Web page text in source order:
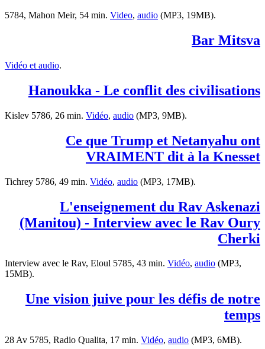
5784, Mahon Meir, 54 min. Video, audio (MP3, 19MB).
Bar Mitsva
Vidéo et audio.
Hanoukka - Le conflit des civilisations
Kislev 5786, 26 min. Vidéo, audio (MP3, 9MB).
Ce que Trump et Netanyahu ont
VRAIMENT dit à la Knesset
Tichrey 5786, 49 min. Vidéo, audio (MP3, 17MB).
L'enseignement du Rav Askenazi
(Manitou) - Interview avec le Rav Oury
Cherki
Interview avec le Rav, Eloul 5785, 43 min. Vidéo, audio (MP3,
15MB).
Une vision juive pour les défis de notre
temps
28 Av 5785, Radio Qualita, 17 min. Vidéo, audio (MP3, 6MB).